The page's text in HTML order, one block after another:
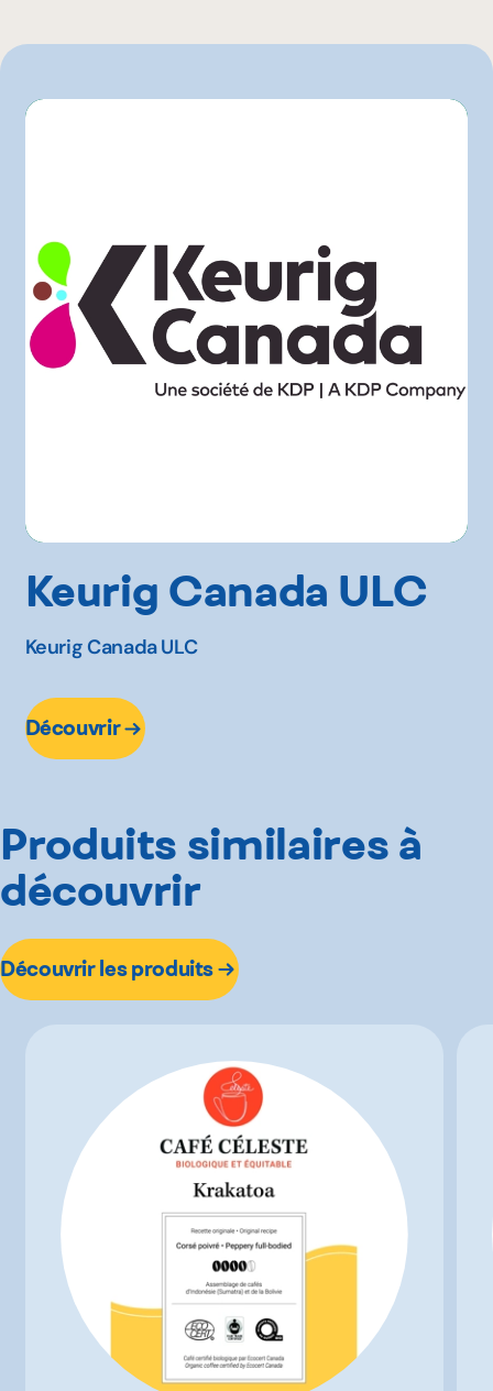
Keurig Canada ULC
Keurig Canada ULC
Découvrir
Produits similaires à
découvrir
Découvrir les produits